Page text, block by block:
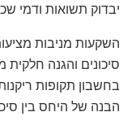
יבדוק תשואות ודמי
השקעות מניבות
סיכונים והגנה
בחשבון תקופות
הבנה של היחס בין